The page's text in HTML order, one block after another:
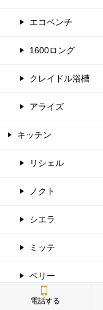
エコベンチ
1600ロング
クレイドル浴槽
アライズ
キッチン
リシェル
ノクト
シエラ
ミッテ
ベリー
Bb
電話する